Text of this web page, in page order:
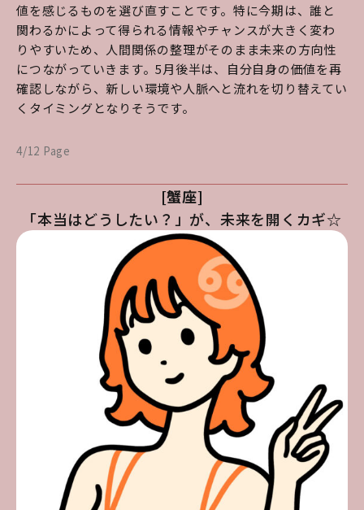
値を感じるものを選び直すことです。特に今期は、誰と
関わるかによって得られる情報やチャンスが大きく変わ
りやすいため、人間関係の整理がそのまま未来の方向性
につながっていきます。5月後半は、自分自身の価値を再
確認しながら、新しい環境や人脈へと流れを切り替えてい
くタイミングとなりそうです。
4/12 Page
[蟹座]
「本当はどうしたい？」が、未来を開くカギ☆